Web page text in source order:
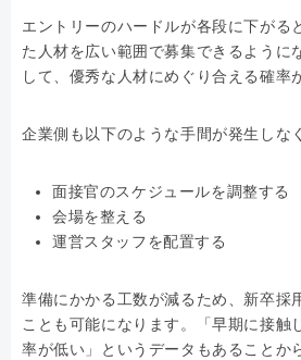
エントリーのハードルが各段に下がる
た人材を広い範囲で募集できるように
して、優秀な人材にめぐり合える確率
企業側も以下のような手間が発生しな
面接官のスケジュールを調整する
会場を整える
運営スタッフを配置する
準備にかかる工数が減るため、新卒採
ことも可能になります。「早期に接触
率が低い」というデータもあることか